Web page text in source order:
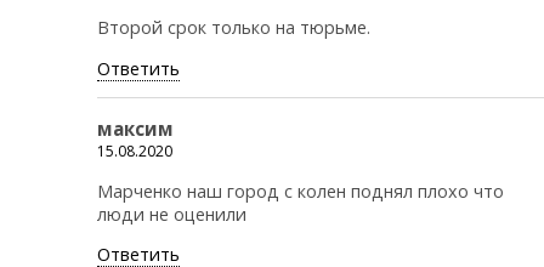
Второй срок только на тюрьме.
Ответить
максим
15.08.2020
Марченко наш город с колен поднял плохо что
люди не оценили
Ответить